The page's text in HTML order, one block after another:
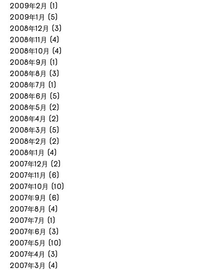
2009年2月 (1)
2009年1月 (5)
2008年12月 (3)
2008年11月 (4)
2008年10月 (4)
2008年9月 (1)
2008年8月 (3)
2008年7月 (1)
2008年6月 (5)
2008年5月 (2)
2008年4月 (2)
2008年3月 (5)
2008年2月 (2)
2008年1月 (4)
2007年12月 (2)
2007年11月 (6)
2007年10月 (10)
2007年9月 (6)
2007年8月 (4)
2007年7月 (1)
2007年6月 (3)
2007年5月 (10)
2007年4月 (3)
2007年3月 (4)